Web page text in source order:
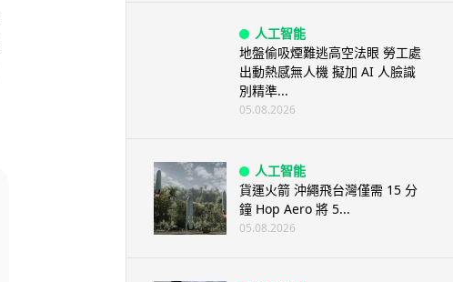
人工智能
地盤偷吸煙難逃高空法眼 勞工處
出動熱感無人機 擬加 AI 人臉識
別精準...
05.08.2026
人工智能
貨運火箭 沖繩飛台灣僅需 15 分
鐘 Hop Aero 將 5...
05.08.2026